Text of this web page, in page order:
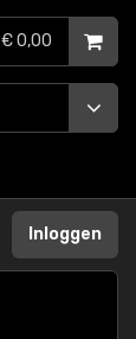
€ 0,00
Inloggen